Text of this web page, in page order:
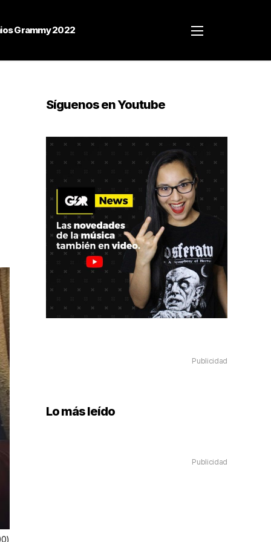
Grammy 2022
Síguenos en Youtube
Publicidad
Lo más leído
Publicidad